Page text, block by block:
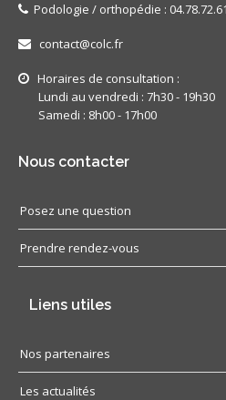
Podologie / orthopédie :
contact@colc.fr
Horaires de consultation :
Lundi au vendredi : 7h30 - 19h30
Samedi : 8h00 - 17h00
Nous contacter
Posez une question
Prendre rendez-vous
Liens utiles
Nos partenaires
Les actualités